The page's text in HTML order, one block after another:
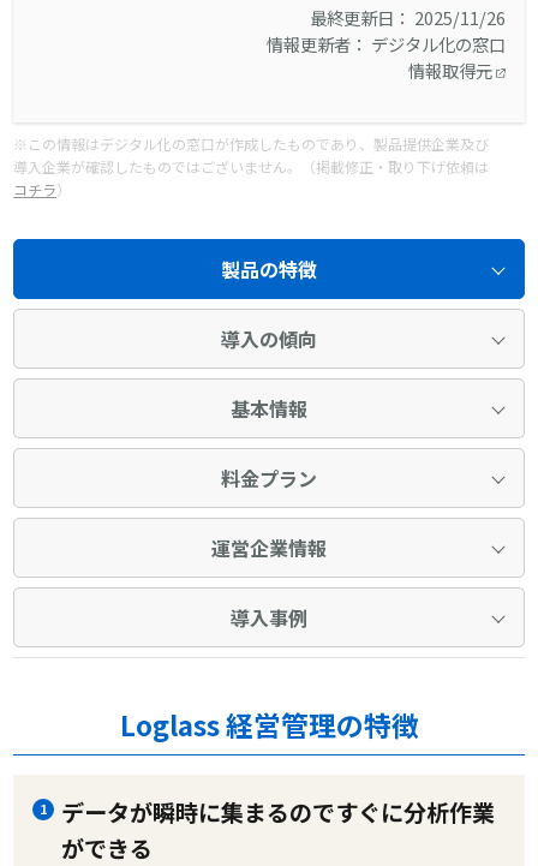
最終更新日： 2025/11/26
情報更新者： デジタル化の窓口
情報取得元
※この情報はデジタル化の窓口が作成したものであり、製品提供企業及び
導入企業が確認したものではございません。（掲載修正・取り下げ依頼は
コチラ）
製品の特徴
導入の傾向
基本情報
料金プラン
運営企業情報
導入事例
Loglass 経営管理の特徴
1
データが瞬時に集まるのですぐに分析作業
ができる